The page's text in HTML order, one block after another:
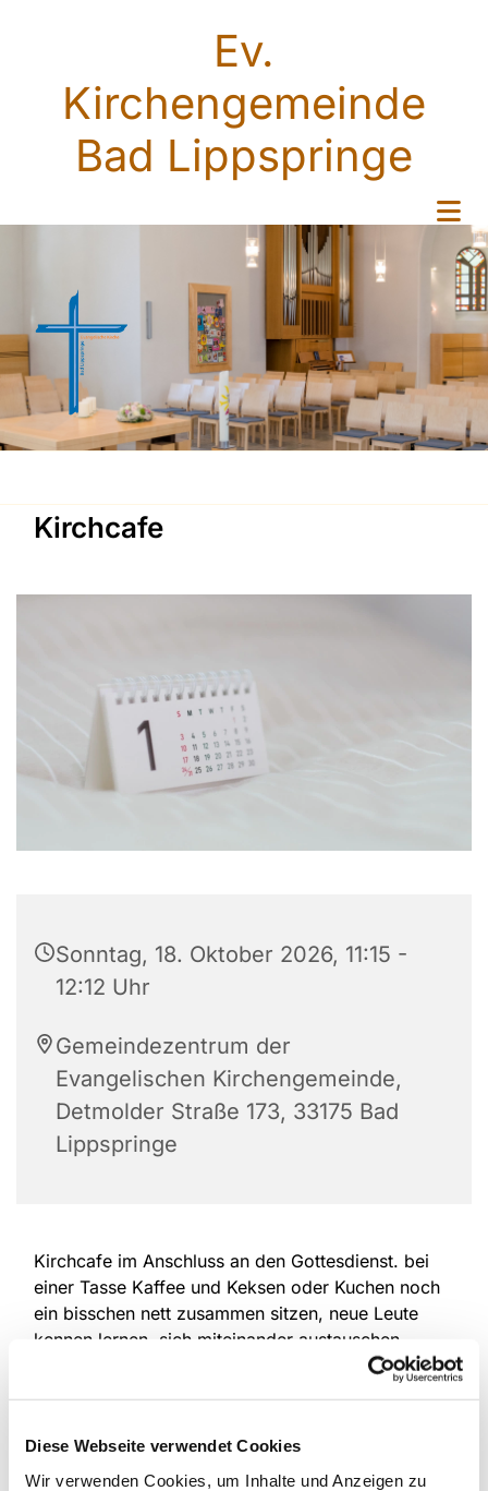
Diese Webseite verwendet Cookies
Wir verwenden Cookies, um Inhalte und Anzeigen zu
Ev.
Kirchengemeinde
Bad Lippspringe
Kirchcafe
Sonntag, 18. Oktober 2026, 11:15 -
12:12 Uhr
Gemeindezentrum der
Evangelischen Kirchengemeinde,
Detmolder Straße 173, 33175 Bad
Lippspringe
Kirchcafe im Anschluss an den Gottesdienst. bei
einer Tasse Kaffee und Keksen oder Kuchen noch
ein bisschen nett zusammen sitzen, neue Leute
kennen lernen, sich miteinander austauschen.